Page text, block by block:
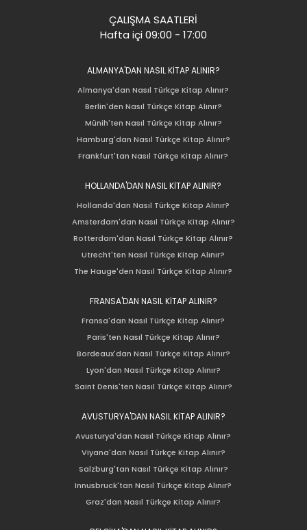
ÇALIŞMA SAATLERİ
Hafta içi 09:00 - 17:00
ALMANYA'DAN NASIL KİTAP ALINIR?
Almanya'dan Nasıl Türkçe Kitap Alınır?
Berlin'den Nasıl Türkçe Kitap Alınır?
Münih'ten Nasıl Türkçe Kitap Alınır?
Hamburg'dan Nasıl Türkçe Kitap Alınır?
Frankfurt'tan Nasıl Türkçe Kitap Alınır?
HOLLANDA'DAN NASIL KİTAP ALINIR?
Hollanda'dan Nasıl Türkçe Kitap Alınır?
Amsterdam'dan Nasıl Türkçe Kitap Alınır?
Rotterdam'dan Nasıl Türkçe Kitap Alınır?
Utrecht'ten Nasıl Türkçe Kitap Alınır?
The Hauge'den Nasıl Türkçe Kitap Alınır?
FRANSA'DAN NASIL KİTAP ALINIR?
Fransa'dan Nasıl Türkçe Kitap Alınır?
Paris'ten Nasıl Türkçe Kitap Alınır?
Bordeaux'dan Nasıl Türkçe Kitap Alınır?
Lyon'dan Nasıl Türkçe Kitap Alınır?
Saint Denis'ten Nasıl Türkçe Kitap Alınır?
AVUSTURYA'DAN NASIL KİTAP ALINIR?
Avusturya'dan Nasıl Türkçe Kitap Alınır?
Viyana'dan Nasıl Türkçe Kitap Alınır?
Salzburg'tan Nasıl Türkçe Kitap Alınır?
Innusbruck'tan Nasıl Türkçe Kitap Alınır?
Graz'dan Nasıl Türkçe Kitap Alınır?